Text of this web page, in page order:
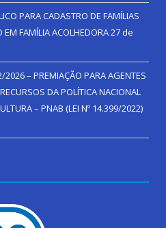
PARA CADASTRO DE FAMÍLIAS
EM FAMÍLIA ACOLHEDORA27 de
– PREMIAÇÃO PARA AGENTES
DA POLÍTICA NACIONAL
– PNAB (LEI Nº 14.399/2022)